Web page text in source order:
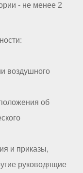
- не менее 2
воздушного
об
и приказы,
руководящие